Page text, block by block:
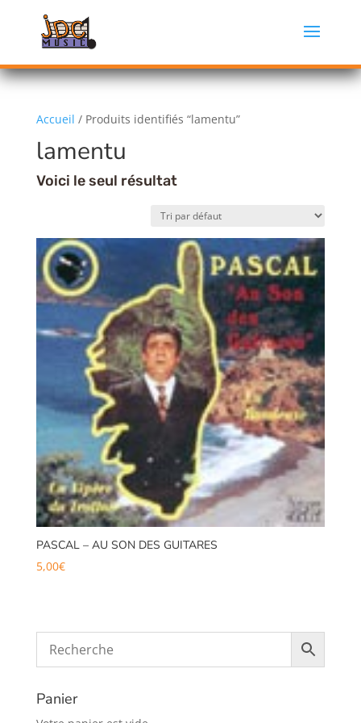
Accueil / Produits identifiés “lamentu”
lamentu
Voici le seul résultat
PASCAL – AU SON DES GUITARES
5,00€
Panier